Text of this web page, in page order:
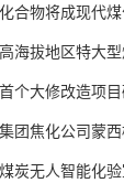
合物将成现代
海拔地区特大
个大修改造项
团焦化公司蒙
炭无人智能化